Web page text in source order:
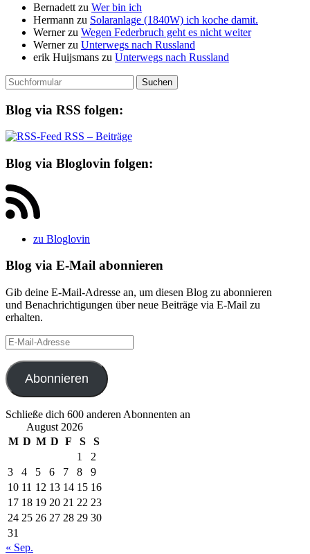
Bernadett zu Wer bin ich
Hermann zu Solaranlage (1840W) ich koche damit.
Wernerzu Wegen Federbruch geht es nicht weiter
Wernerzu Unterwegs nach Russland
erik Huijsmans zu Unterwegs nach Russland
Suchen
nach:
Blog via RSS folgen:
RSS – Beiträge
Blog via Bloglovin folgen:
zu Bloglovin
Blog via E-Mail abonnieren
Gib deine E-Mail-Adresse an, um diesen Blog zu abonnieren
und Benachrichtigungen über neue Beiträge via E-Mail zu
erhalten.
E-
Mail-
Adresse
Abonnieren
Schließe dich 600 anderen Abonnenten an
August 2026
M D M D F S
S
1
2
3
4 5 6 7 8
9
10 11 12 13 14 15 16
17 18 19 20 21 22 23
24 25 26 27 28 29 30
31
« Sep.